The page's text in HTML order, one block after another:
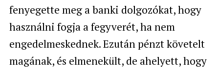
fenyegette meg a banki dolgozókat, hogy
használni fogja a fegyverét, ha nem
engedelmeskednek. Ezután pénzt követelt
magának, és elmenekült, de ahelyett, hogy